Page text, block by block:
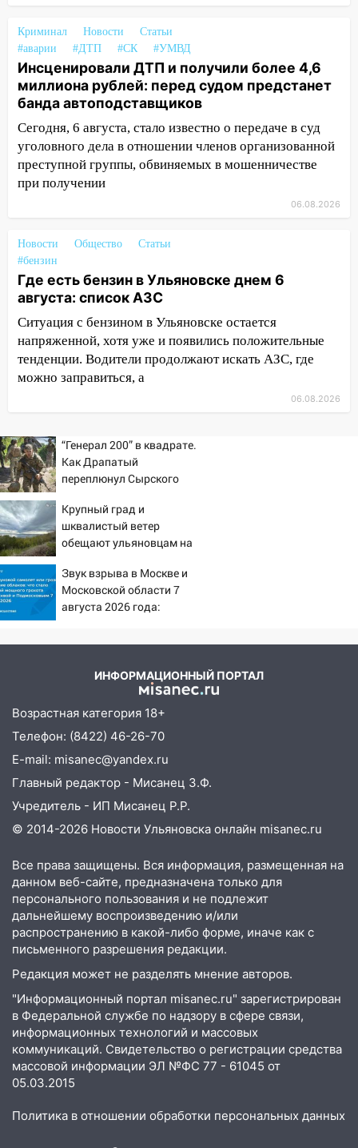
12:20
В Чердаклинском районе
столкнулись «Лада» и Chevrolet:
пострадал 14-летний подросток
12:00 Где есть бензин в Ульяновске 7
августа: список АЗС
11:50 Заснул рядом с ребёнком и
случайно задушил его: суд вынес
приговор
сарай
11:38 В Госдуме предложили отменить
ЕГЭ с 2027 года
11:25 В Ульяновске ИИ будет выявлять
нарушителей на контейнерных
площадках
Ульяновская шахматистка
11:16
В Ульяновске открыли памятную
доску декабристу Кондратию Рылееву
10:40
В Ульяновске спасатели ночью
нашли потерявшегося в заброшенных
садах 79-летнего мужчину
10:26
На нескольких улицах Ульяновска
временно отключили холодную воду
10:14
В Ульяновске двоих участников
отправили в колонию на 7 и 8 лет
Ночью беспилотники сбили над
соседними Татарстаном и Саратовской
областью
09:41 Диана Шурыгина уверовала в
Бога в СИЗО
09:35 В Ульяновске директора фирмы
будут судить за неуплату налогов на 48
млн рублей
08:22
Подросток на питбайке сбил
велосипедистку: пострадали двое
07:20 Жара возвращается: ожидается
знойный и сухой четверг
06:00 Под Ульяновском при развороте
пострадал 38-летний водитель
иномарки
05:00 «Каждая пятая женщина и каждый
второй мужчина в мире сталкиваются с
алопецией»: врач рассказал, чем может
быть вызвано облысение и как с этим
справиться
03:30
Гороскоп на 7 августа: пятница
Криминал Новости
Статьи
#аварии
#ДТП #СК #УМВД
Инсценировали ДТП и получили более 4,6
миллиона рублей: перед судом предстанет
банда автоподставщиков
Сегодня, 6 августа, стало известно о передаче в суд
уголовного дела в отношении членов организованной
преступной группы, обвиняемых в мошенничестве
при получении
06.08.2026
Новости Общество
Статьи
#бензин
Где есть бензин в Ульяновске днем 6
августа: список АЗС
Ситуация с бензином в Ульяновске остается
напряженной, хотя уже и появились положительные
тенденции. Водители продолжают искать АЗС, где
можно заправиться, а
06.08.2026
“Генерал 200” в квадрате.
Как Драпатый
переплюнул Сырского
Крупный град и
шквалистый ветер
обещают ульяновцам на
Звук взрыва в Москве и
Московской области 7
августа 2026 года:
ИНФОРМАЦИОННЫЙ ПОРТАЛ
Возрастная категория 18+
Телефон: (8422) 46-26-70
E-mail: misanec@yandex.ru
Главный редактор - Мисанец З.Ф.
Учредитель - ИП Мисанец Р.Р.
© 2014-2026 Новости Ульяновска онлайн misanec.ru
Все права защищены. Вся информация, размещенная на
данном веб-сайте, предназначена только для
персонального пользования и не подлежит
дальнейшему воспроизведению и/или
распространению в какой-либо форме, иначе как с
письменного разрешения редакции.
Редакция может не разделять мнение авторов.
"Информационный портал misanec.ru" зарегистрирован
в Федеральной службе по надзору в сфере связи,
информационных технологий и массовых
коммуникаций. Свидетельство о регистрации средства
массовой информации ЭЛ №ФС 77 - 61045 от
05.03.2015
Политика в отношении обработки персональных данных